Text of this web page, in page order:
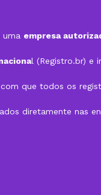
uma empresa
l (Registro.br) e
que todos os
diretamente nas